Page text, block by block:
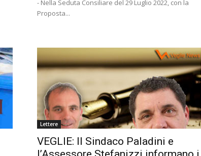
- Nella Seduta Consiliare del 29 Luglio 2022, con la
Proposta...
Lettere
VEGLIE: Il Sindaco Paladini e